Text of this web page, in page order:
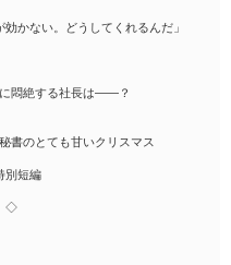
かない。どうしてくれるんだ」
悶絶する社長は――？
書のとても甘いクリスマス
別短編
◇